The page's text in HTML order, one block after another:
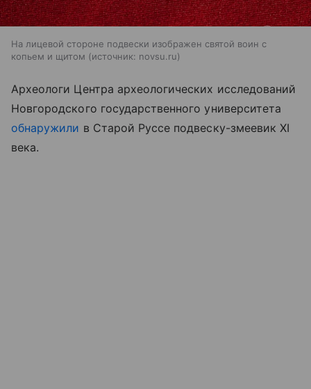
На лицевой стороне подвески изображен святой воин с
копьем и щитом
источник: novsu.ru
Археологи Центра археологических исследований
Новгородского государственного университета
обнаружили в Старой Руссе подвеску-змеевик XI
века.